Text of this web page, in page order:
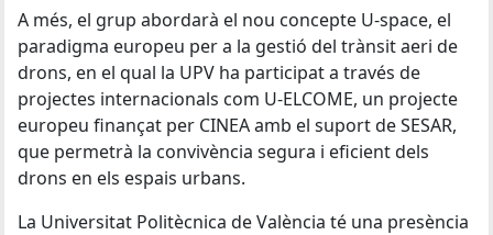
A més, el grup abordarà el nou concepte U-space, el
paradigma europeu per a la gestió del trànsit aeri de
drons, en el qual la UPV ha participat a través de
projectes internacionals com U-ELCOME, un projecte
europeu finançat per CINEA amb el suport de SESAR,
que permetrà la convivència segura i eficient dels
drons en els espais urbans.
La Universitat Politècnica de València té una presència